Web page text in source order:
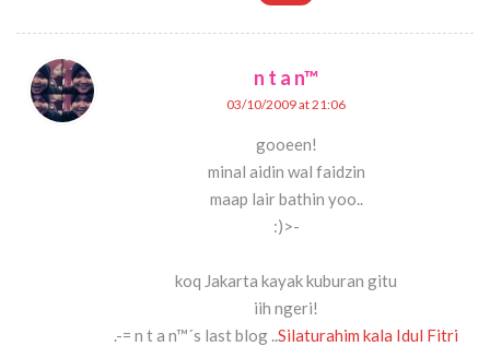
n t a n™
03/10/2009 at 21:06
gooeen!
minal aidin wal faidzin
maap lair bathin yoo..
:)>-
koq Jakarta kayak kuburan gitu
iih ngeri!
.-= n t a n™´s last blog ..Silaturahim kala Idul Fitri